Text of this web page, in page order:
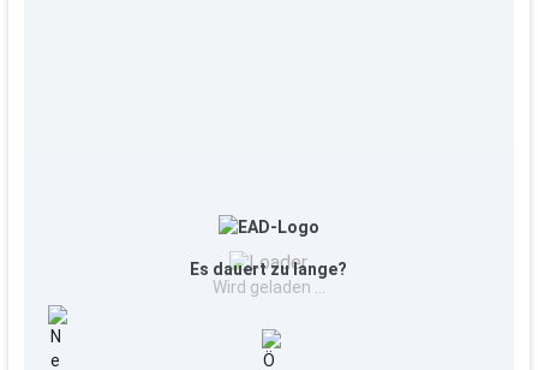
Wird geladen …
Es dauert zu lange?